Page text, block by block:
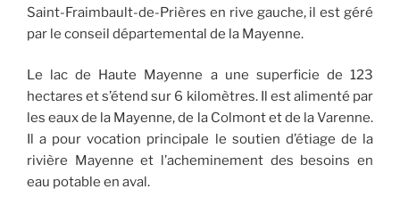
Saint-Fraimbault-de-Prières en rive gauche, il est géré
par le conseil départemental de la Mayenne.
Le lac de Haute Mayenne a une superficie de 123
hectares et s’étend sur 6 kilomètres. Il est alimenté par
les eaux de la Mayenne, de la Colmont et de la Varenne.
Il a pour vocation principale le soutien d’étiage de la
rivière Mayenne et l’acheminement des besoins en
eau potable en aval.